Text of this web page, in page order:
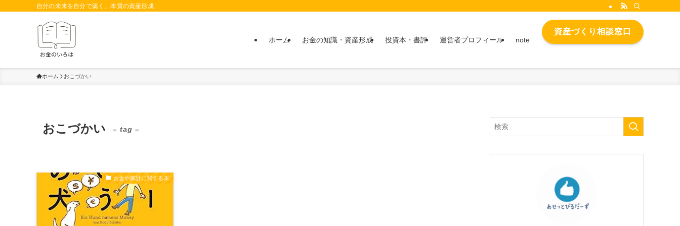
自分の未来を自分で築く、本質の資産形成
ホーム お金の知識・資産形成 投資本・書評 運営者プロフィール note
資産づくり相談窓口
ホーム おこづかい
おこづかい – tag –
お金や家計に関する本